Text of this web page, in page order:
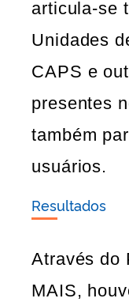
articula-se
Unidades
CAPS e
presentes
também
usuários.
Resultados
Através do
MAIS,